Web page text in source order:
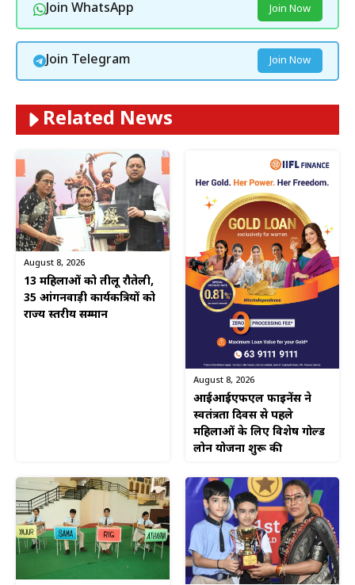
Join WhatsApp Join Now
Join Telegram Join Now
Related News
August 8, 2026
13 महिलाओं को तीलू रौतेली,
35 आंगनवाड़ी कार्यकत्रियों को
राज्य स्तरीय सम्मान
August 8, 2026
आईआईएफएल फाइनेंस ने
स्वतंत्रता दिवस से पहले
महिलाओं के लिए विशेष गोल्ड
लोन योजना शुरू की